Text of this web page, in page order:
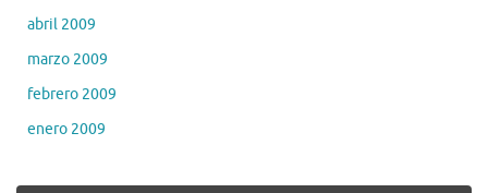
abril 2009
marzo 2009
febrero 2009
enero 2009